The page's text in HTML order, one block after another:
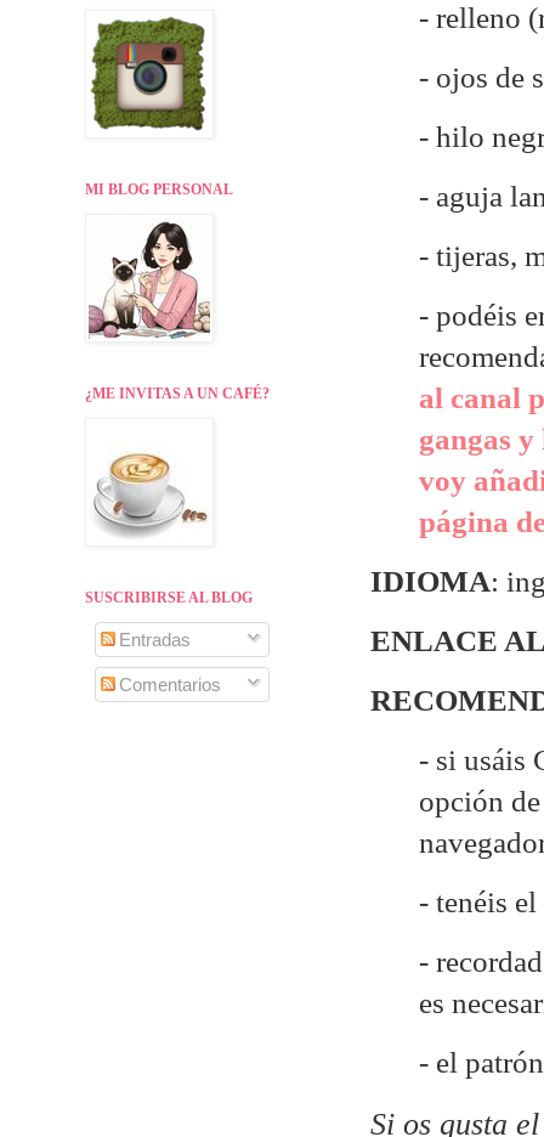
- relleno
- ojos de
- hilo
- aguja
- tijeras,
- podéis
al canal
gangas
voy
página
IDIOMA:
ENLACE
- si usáis
opción
- tenéis
-
es
- el
Si os gusta
MI BLOG PERSONAL
¿ME INVITAS A UN CAFÉ?
SUSCRIBIRSE AL BLOG
Entradas
Comentarios